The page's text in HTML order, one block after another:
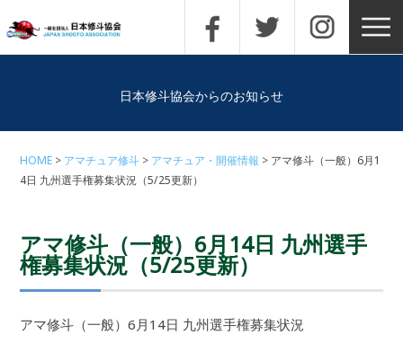
日本修斗協会からのお知らせ
HOME アマチュア修斗 アマチュア・開催情報
アマ修斗（一般）6月1
4日 九州選手権募集状況（5/25更新）
アマ修斗（一般）6月14日 九州選手
権募集状況（5/25更新）
アマ修斗（一般）6月14日 九州選手権募集状況